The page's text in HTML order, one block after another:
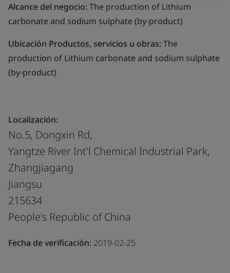
Alcance del negocio:The production of Lithium
carbonate and sodium sulphate (by-product)
Ubicación Productos, servicios u obras:The
production of Lithium carbonate and sodium sulphate
(by-product)
Localización:
No.5, Dongxin Rd,
Yangtze River Int'l Chemical Industrial Park,
Zhangjiagang
Jiangsu
215634
People's Republic of China
Fecha de verificación: 2019-02-25